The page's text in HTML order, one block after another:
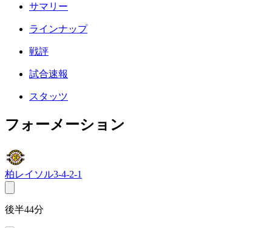
サマリー
ラインナップ
戦評
試合速報
スタッツ
フォーメーション
柏レイソル3-4-2-1
後半44分